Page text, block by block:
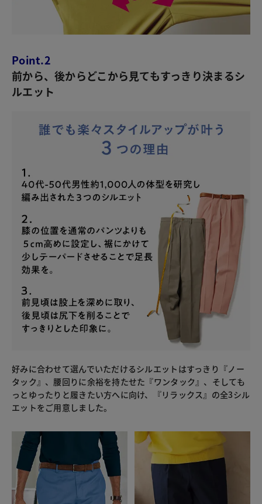
Point.2
前から、後からどこから見てもすっきり決まるシ
ルエット
好みに合わせて選んでいただけるシルエットはすっきり『ノー
タック』、腰回りに余裕を持たせた『ワンタック』、そしても
っとゆったりと履きたい方へに向け、『リラックス』の全3シル
エットをご用意しました。